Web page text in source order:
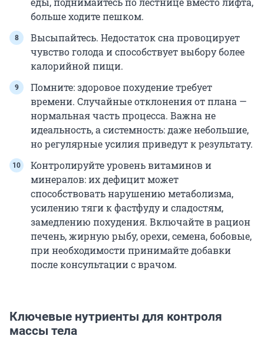
больше ходите пешком.
Высыпайтесь. Недостаток сна провоцирует
чувство голода и способствует выбору более
калорийной пищи.
Помните: здоровое похудение требует
времени. Случайные отклонения от плана —
нормальная часть процесса. Важна не
идеальность, а системность: даже небольшие,
но регулярные усилия приведут к результату.
Контролируйте уровень витаминов и
минералов: их дефицит может
способствовать нарушению метаболизма,
усилению тяги к фастфуду и сладостям,
замедлению похудения. Включайте в рацион
печень, жирную рыбу, орехи, семена, бобовые,
при необходимости принимайте добавки
после консультации с врачом.
Ключевые нутриенты для контроля
массы тела